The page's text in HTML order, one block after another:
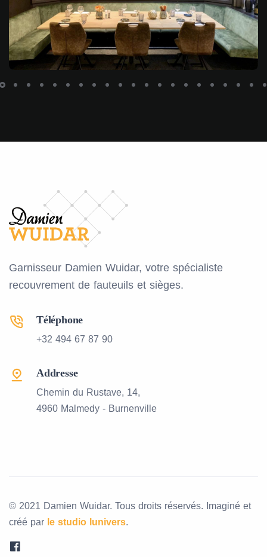
Garnisseur Damien Wuidar, votre spécialiste
recouvrement de fauteuils et sièges.
Téléphone
+32 494 67 87 90
Addresse
Chemin du Rustave, 14,
4960 Malmedy - Burnenville
© 2021 Damien Wuidar. Tous droits réservés. Imaginé et
créé par le studio lunivers.